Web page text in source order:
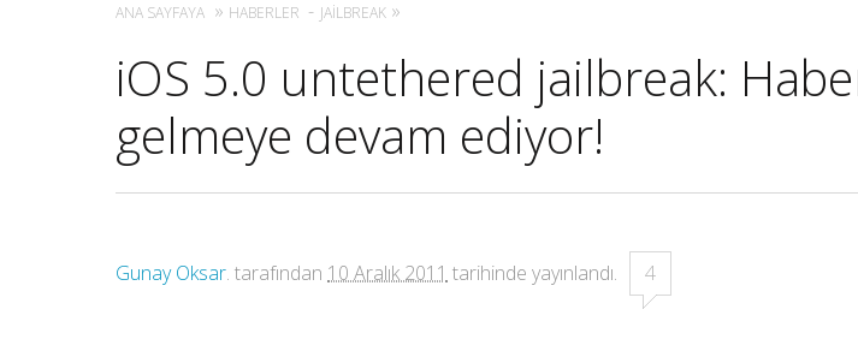
ANA SAYFAYA HABERLER JAILBREAK
iOS 5.0 untethered jailbreak:
gelmeye devam ediyor!
Gunay Oksar. tarafından 10 Aralık 2011 tarihinde yayınlandı. 4